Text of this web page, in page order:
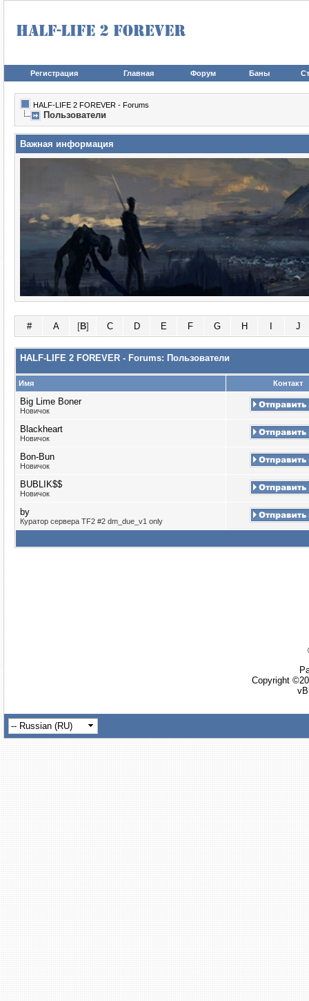
Регистрация Главная Форум Баны
HALF-LIFE 2 FOREVER - Forums
Пользователи
Важная информация
# A [B] C D E F G H J
HALF-LIFE 2 FOREVER - Forums: Пользователи
Имя Контакт
Big Lime Boner
Новичок
Blackheart
Новичок
Bon-Bun
Новичок
BUBLIK$$
Новичок
by
Куратор сервера TF2 #2 dm_due_v1 only
Copyright